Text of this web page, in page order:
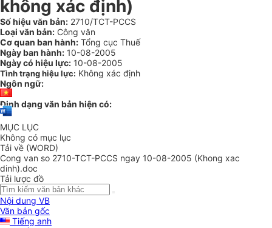
không xác định)
Số hiệu văn bản: 2710/TCT-PCCS
Loại văn bản: Công văn
Cơ quan ban hành: Tổng cục Thuế
Ngày ban hành: 10-08-2005
Ngày có hiệu lực: 10-08-2005
Tình trạng hiệu lực: Không xác định
Ngôn ngữ:
Định dạng văn bản hiện có:
MỤC LỤC
Không có mục lục
Tải về (WORD)
Cong van so 2710-TCT-PCCS ngay 10-08-2005 (Khong xac
dinh).doc
Tải lược đồ
Nội dung VB
Văn bản gốc
Tiếng anh